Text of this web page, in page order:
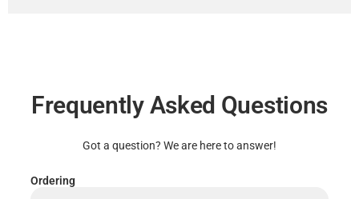
Frequently Asked Questions
Got a question? We are here to answer!
Ordering